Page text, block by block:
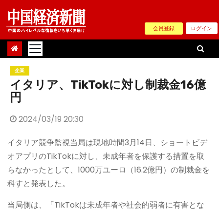
Skip
content
会員登録 ログイン
企業
イタリア、TikTokに対し制裁金16億
円
2024/03/19 20:30
イタリア競争監視当局は現地時間3月14日、ショートビデ
オアプリのTikTokに対し、未成年者を保護する措置を取
らなかったとして、1000万ユーロ（16.2億円）の制裁金を
科すと発表した。
当局側は、「TikTokは未成年者や社会的弱者に有害とな